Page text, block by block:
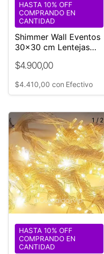
Shimmer Wall Eventos
30x30 cm Lentejas
$4.900,00
HASTA 10% OFF
COMPRANDO EN
CANTIDAD
$4.410,00 con Efectivo
1/ 2
HASTA 10% OFF
COMPRANDO EN
CANTIDAD